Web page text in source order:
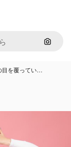
画像で
目を覆ってい…